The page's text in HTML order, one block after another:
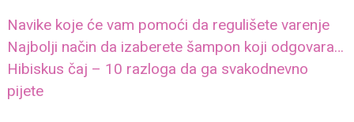
Navike koje će vam pomoći da regulišete varenje
Najbolji način da izaberete šampon koji odgovara…
Hibiskus čaj – 10 razloga da ga svakodnevno
pijete